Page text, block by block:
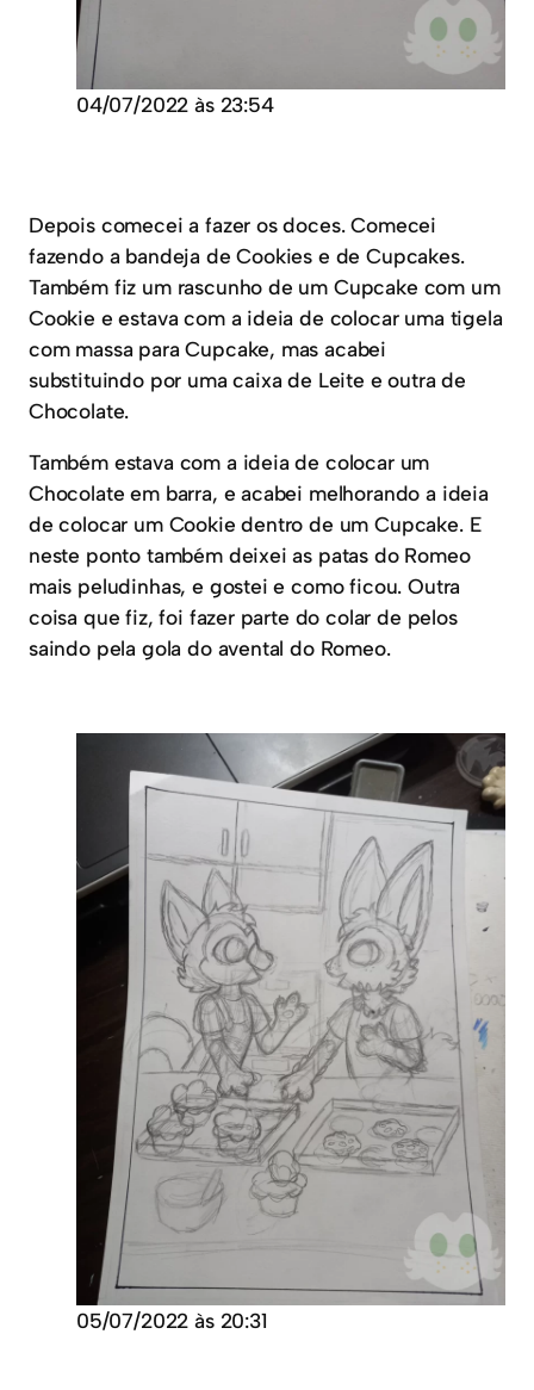
04/07/2022 às 23:54
Depois comecei a fazer os doces. Comecei
fazendo a bandeja de Cookies e de Cupcakes.
Também fiz um rascunho de um Cupcake com um
Cookie e estava com a ideia de colocar uma tigela
com massa para Cupcake, mas acabei
substituindo por uma caixa de Leite e outra de
Chocolate.
Também estava com a ideia de colocar um
Chocolate em barra, e acabei melhorando a ideia
de colocar um Cookie dentro de um Cupcake. E
neste ponto também deixei as patas do Romeo
mais peludinhas, e gostei e como ficou. Outra
coisa que fiz, foi fazer parte do colar de pelos
saindo pela gola do avental do Romeo.
05/07/2022 às 20:31